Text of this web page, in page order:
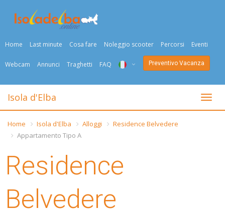
Home Last minute Cosa fare Noleggio scooter Percorsi Eventi
Webcam Annunci Traghetti FAQ
ENG
Preventivo Vacanza
Togli
Isola d'Elba
Home Isola d'Elba Alloggi
Residence Belvedere
Appartamento Tipo A
Residence
Belvedere